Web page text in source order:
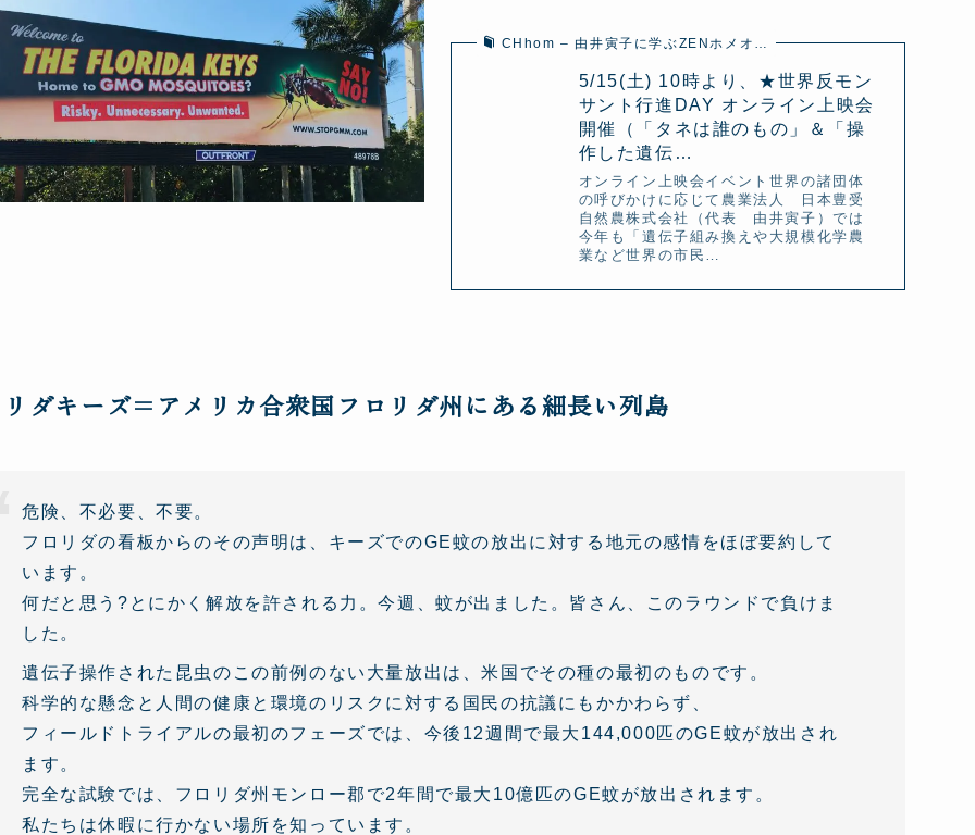
CHhom – 由井寅子に学ぶZENホメオ…
5/15(土) 10時より、★世界反モン
サント行進DAY オンライン上映会
開催（「タネは誰のもの」＆「操
作した遺伝…
オンライン上映会イベント世界の諸団体
の呼びかけに応じて農業法人 日本豊受
自然農株式会社（代表 由井寅子）では
今年も「遺伝子組み換えや大規模化学農
業など世界の市民…
ダキーズ=アメリカ合衆国フロリダ州にある細長い列島
危険、不必要、不要。
フロリダの看板からのその声明は、キーズでのGE蚊の放出に対する地元の感情をほぼ要約して
います。
何だと思う?とにかく解放を許される力。今週、蚊が出ました。皆さん、このラウンドで負けま
した。
遺伝子操作された昆虫のこの前例のない大量放出は、米国でその種の最初のものです。
科学的な懸念と人間の健康と環境のリスクに対する国民の抗議にもかかわらず、
フィールドトライアルの最初のフェーズでは、今後12週間で最大144,000匹のGE蚊が放出され
ます。
完全な試験では、フロリダ州モンロー郡で2年間で最大10億匹のGE蚊が放出されます。
私たちは休暇に行かない場所を知っています。